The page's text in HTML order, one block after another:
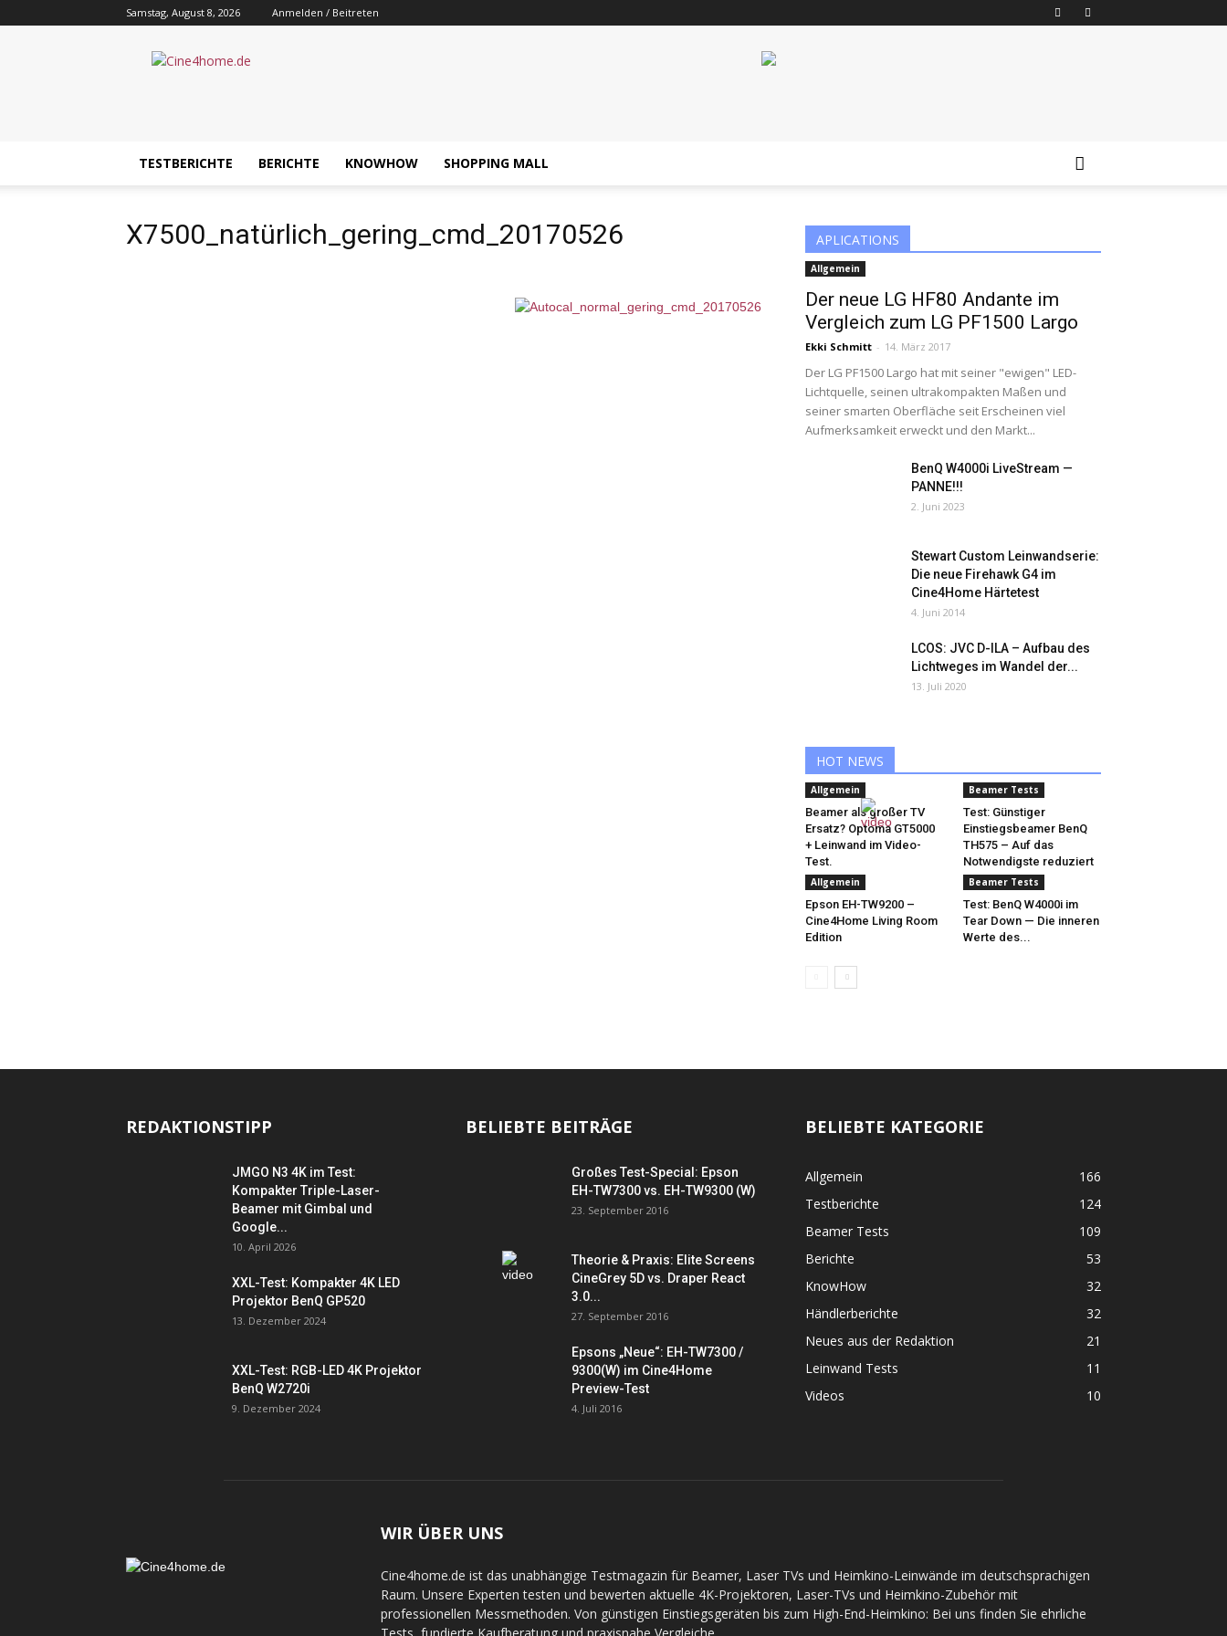
Samstag, August 8, 2026 Anmelden / Beitreten
Cine4home.de
TESTBERICHTE BERICHTE KNOWHOW SHOPPING MALL
X7500_natürlich_gering_cmd_20170526 APLICATIONS
Allgemein
Der neue LG HF80 Andante im
Vergleich zum LG PF1500 Largo
Ekki Schmitt - 14. März 2017
Der LG PF1500 Largo hat mit seiner "ewigen" LED-
Lichtquelle, seinen ultrakompakten Maßen und
seiner smarten Oberfläche seit Erscheinen viel
Aufmerksamkeit erweckt und den Markt...
BenQ W4000i LiveStream —
PANNE!!!
2. Juni 2023
Stewart Custom Leinwandserie:
Die neue Firehawk G4 im
Cine4Home Härtetest
4. Juni 2014
LCOS: JVC D-ILA – Aufbau des
Lichtweges im Wandel der...
13. Juli 2020
HOT NEWS
Allgemein
Beamer als großer TV
Ersatz? Optoma GT5000
+ Leinwand im Video-
Test.
Beamer Tests
Test: Günstiger
Einstiegsbeamer BenQ
TH575 – Auf das
Notwendigste reduziert
Allgemein
Epson EH-TW9200 –
Cine4Home Living Room
Edition
Beamer Tests
Test: BenQ W4000i im
Tear Down — Die inneren
Werte des...
REDAKTIONSTIPP
JMGO N3 4K im Test:
Kompakter Triple-Laser-
Beamer mit Gimbal und
Google...
10. April 2026
XXL-Test: Kompakter 4K LED
Projektor BenQ GP520
13. Dezember 2024
XXL-Test: RGB-LED 4K Projektor
BenQ W2720i
9. Dezember 2024
BELIEBTE BEITRÄGE
Großes Test-Special: Epson
EH-TW7300 vs. EH-TW9300 (W)
23. September 2016
Theorie & Praxis: Elite Screens
CineGrey 5D vs. Draper React
3.0...
27. September 2016
Epsons „Neue“: EH-TW7300 /
9300(W) im Cine4Home
Preview-Test
4. Juli 2016
BELIEBTE KATEGORIE
Allgemein
166
Testberichte
124
Beamer Tests
109
Berichte
53
KnowHow
32
Händlerberichte
32
Neues aus der Redaktion
21
Leinwand Tests
11
Videos
10
WIR ÜBER UNS
Cine4home.de ist das unabhängige Testmagazin für Beamer, Laser TVs und Heimkino-Leinwände im deutschsprachigen
Raum. Unsere Experten testen und bewerten aktuelle 4K-Projektoren, Laser-TVs und Heimkino-Zubehör mit
professionellen Messmethoden. Von günstigen Einstiegsgeräten bis zum High-End-Heimkino: Bei uns finden Sie ehrliche